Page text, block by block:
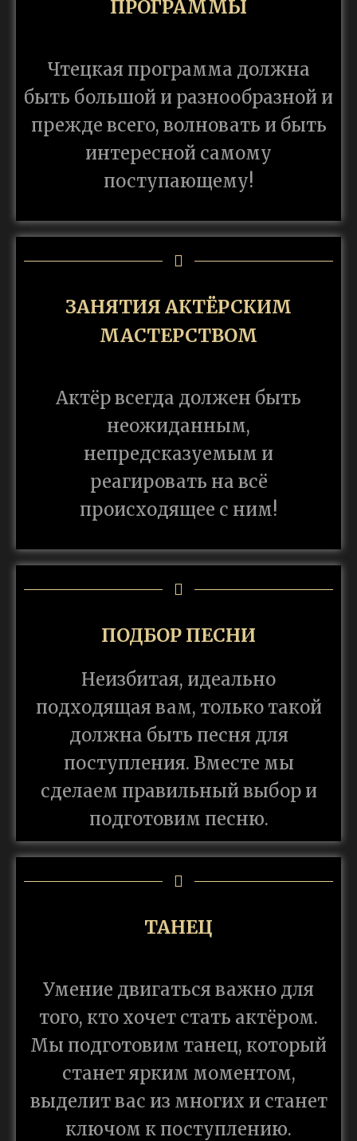
ПРОГРАММЫ
Чтецкая программа должна
быть большой и разнообразной и
прежде всего, волновать и быть
интересной самому
поступающему!
ЗАНЯТИЯ АКТЁРСКИМ
МАСТЕРСТВОМ
Актёр всегда должен быть
неожиданным,
непредсказуемым и
реагировать на всё
происходящее с ним!
ПОДБОР ПЕСНИ
Неизбитая, идеально
подходящая вам, только такой
должна быть песня для
поступления. Вместе мы
сделаем правильный выбор и
подготовим песню.
ТАНЕЦ
Умение двигаться важно для
того, кто хочет стать актёром.
Мы подготовим танец, который
станет ярким моментом,
выделит вас из многих и станет
ключом к поступлению.